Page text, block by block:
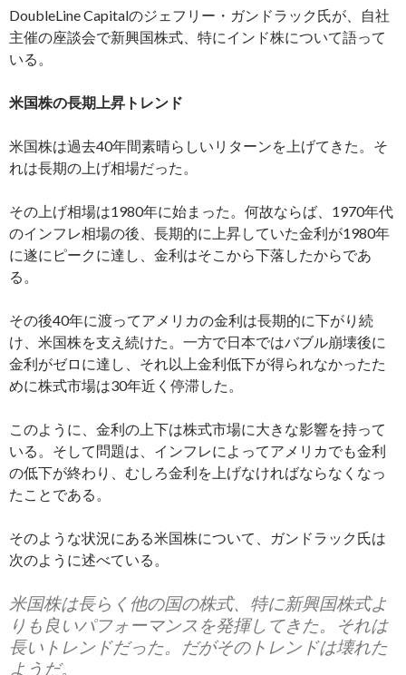
DoubleLine Capitalのジェフリー・ガンドラック氏が、自社
主催の座談会で新興国株式、特にインド株について語って
いる。
米国株の長期上昇トレンド
米国株は過去40年間素晴らしいリターンを上げてきた。そ
れは長期の上げ相場だった。
その上げ相場は1980年に始まった。何故ならば、1970年代
のインフレ相場の後、長期的に上昇していた金利が1980年
に遂にピークに達し、金利はそこから下落したからであ
る。
その後40年に渡ってアメリカの金利は長期的に下がり続
け、米国株を支え続けた。一方で日本ではバブル崩壊後に
金利がゼロに達し、それ以上金利低下が得られなかったた
めに株式市場は30年近く停滞した。
このように、金利の上下は株式市場に大きな影響を持って
いる。そして問題は、インフレによってアメリカでも金利
の低下が終わり、むしろ金利を上げなければならなくなっ
たことである。
そのような状況にある米国株について、ガンドラック氏は
次のように述べている。
米国株は長らく他の国の株式、特に新興国株式よ
りも良いパフォーマンスを発揮してきた。それは
長いトレンドだった。だがそのトレンドは壊れた
ようだ。